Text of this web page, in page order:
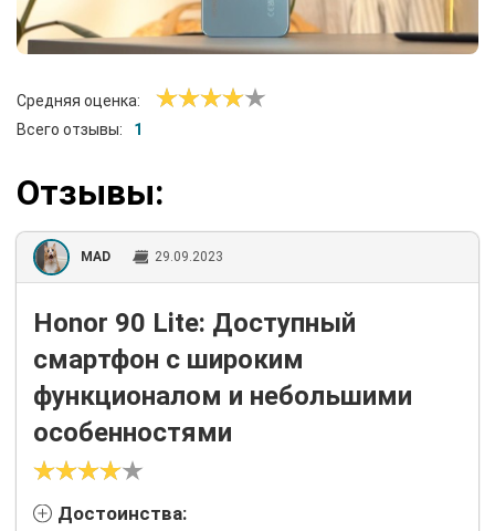
Средняя оценка:
Всего отзывы:
1
Отзывы:
MAD 29.09.2023
Honor 90 Lite: Доступный
смартфон с широким
функционалом и небольшими
особенностями
Достоинства: